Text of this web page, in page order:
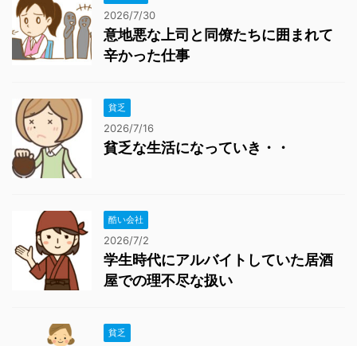
2026/7/30
意地悪な上司と同僚たちに囲まれて
辛かった仕事
貧乏
2026/7/16
貧乏な生活になっていき・・
酷い会社
2026/7/2
学生時代にアルバイトしていた居酒
屋での理不尽な扱い
貧乏